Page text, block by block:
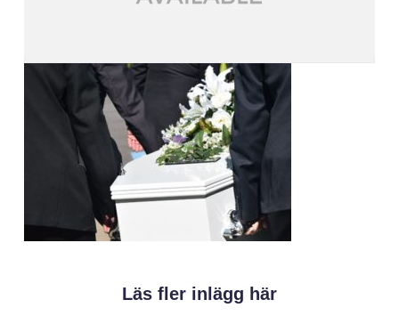
Läs fler inlägg här